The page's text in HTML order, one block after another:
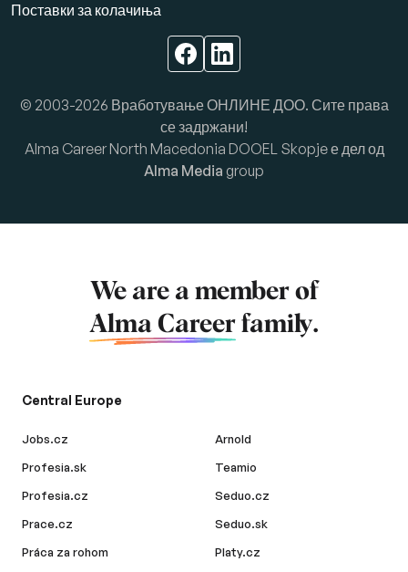
Поставки за колачиња
© 2003-2026 Вработување ОНЛИНЕ ДОО. Сите права
се задржани!
Alma Career North Macedonia DOOEL Skopje е дел од
Alma Media group
We are a member of
Alma Career family.
Central Europe
Jobs.cz
Profesia.sk
Profesia.cz
Prace.cz
Práca za rohom
Arnold
Teamio
Seduo.cz
Seduo.sk
Platy.cz